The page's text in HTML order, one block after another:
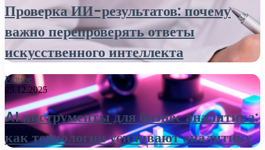
Проверка ИИ-результатов: почему
важно перепроверять ответы
искусственного интеллекта
Разное
25.12.2025
AI инструменты для бизнес аналитика:
как технологии усиливают аналитику